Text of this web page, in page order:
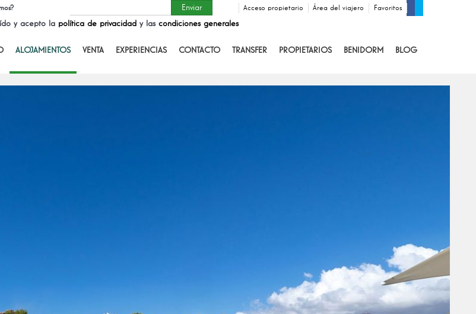
Favoritos
Área del viajero
Acceso propietario
y acepto la política de privacidad y las condiciones generales
ALOJAMIENTOS VENTA EXPERIENCIAS CONTACTO TRANSFER PROPIETARIOS BENIDORM BLOG